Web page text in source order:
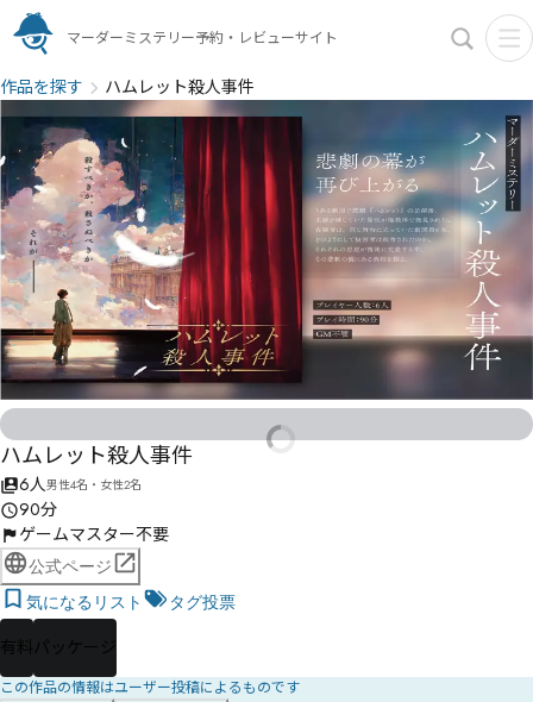
マーダーミステリー予約・レビューサイト
作品を探す ハムレット殺人事件
ハムレット殺人事件
6人男性4名・女性2名
90分
ゲームマスター不要
公式ページ
気になるリスト
タグ投票
有料 パッケージ
この作品の情報はユーザー投稿によるものです